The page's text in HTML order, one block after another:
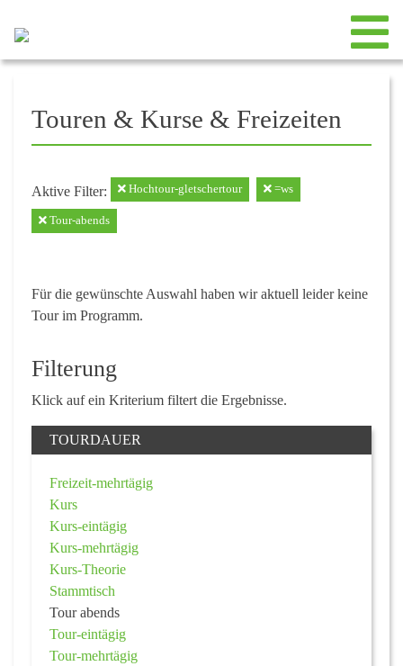
Touren & Kurse & Freizeiten
Aktive Filter: Hochtour-gletschertour =ws
Tour-abends
Für die gewünschte Auswahl haben wir aktuell leider keine
Tour im Programm.
Filterung
Klick auf ein Kriterium filtert die Ergebnisse.
TOURDAUER
Freizeit-mehrtägig
Kurs
Kurs-eintägig
Kurs-mehrtägig
Kurs-Theorie
Stammtisch
Tour abends
Tour-eintägig
Tour-mehrtägig